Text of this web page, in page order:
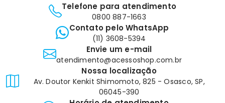
Telefone para atendimento
0800 887-1663
Contato pelo WhatsApp
(11) 3608-5394
Envie um e-mail
atendimento@acessoshop.com.br
Nossa localização
Av. Doutor Kenkit Shimomoto, 825 - Osasco, SP,
06045-390